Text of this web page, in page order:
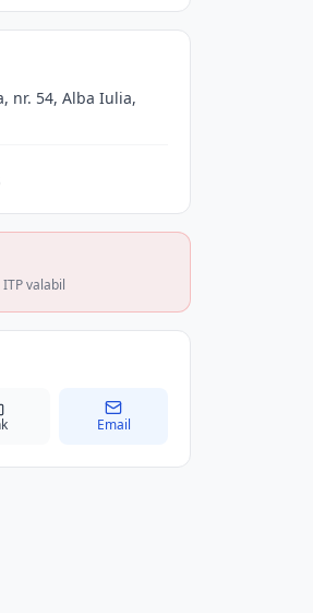
nr. 54, Alba Iulia,
valabil
Email